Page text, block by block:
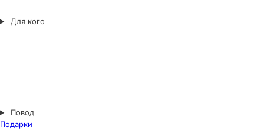
Для кого
Повод
Подарки